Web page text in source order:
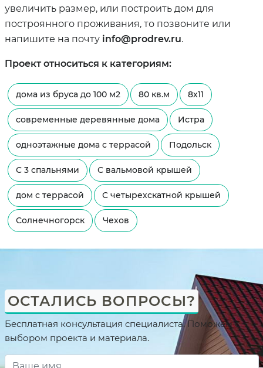
увеличить размер, или построить дом для
построянного проживания, то позвоните или
напишите на почту info@prodrev.ru.
Проект относиться к категориям:
дома из бруса до 100 м2 80 кв.м 8х11
современные деревянные дома Истра
одноэтажные дома с террасой Подольск
С 3 спальнями С вальмовой крышей
дом с террасой С четырехскатной крышей
Солнечногорск Чехов
ОСТАЛИСЬ ВОПРОСЫ?
Бесплатная консультация специалиста. Поможем с
выбором проекта и материала.